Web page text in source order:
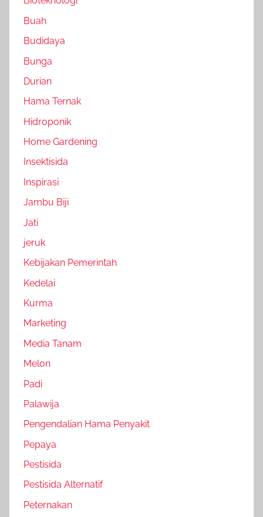
Buah
Budidaya
Bunga
Durian
Hama Ternak
Hidroponik
Home Gardening
Insektisida
Inspirasi
Jambu Biji
Jati
jeruk
Kebijakan Pemerintah
Kedelai
Kurma
Marketing
Media Tanam
Melon
Padi
Palawija
Pengendalian Hama Penyakit
Pepaya
Pestisida
Pestisida Alternatif
Peternakan